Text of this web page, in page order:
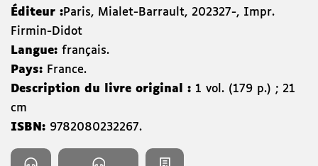
Éditeur :Paris, Mialet-Barrault, 202327-, Impr.
Firmin-Didot
Langue: français.
Pays: France.
Description du livre original : 1 vol. (179 p.) ; 21
cm
ISBN: 9782080232267.